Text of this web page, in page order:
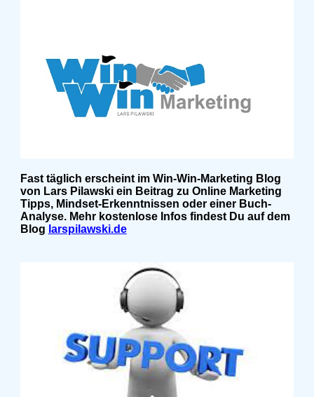
Fast täglich erscheint im Win-Win-Marketing Blog
von Lars Pilawski ein Beitrag zu Online Marketing
Tipps, Mindset-Erkenntnissen oder einer Buch-
Analyse. Mehr kostenlose Infos findest Du auf dem
Blog larspilawski.de